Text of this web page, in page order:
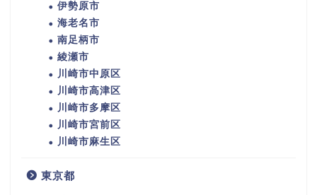
伊勢原市
海老名市
南足柄市
綾瀬市
川崎市中原区
川崎市高津区
川崎市多摩区
川崎市宮前区
川崎市麻生区
東京都